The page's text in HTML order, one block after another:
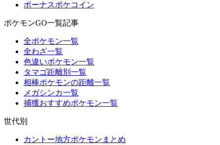
ボーナスポケコイン
ポケモンGO一覧記事
全ポケモン一覧
全わざ一覧
色違いポケモン一覧
タマゴ距離別一覧
相棒ポケモンの距離一覧
メガシンカ一覧
捕獲おすすめポケモン一覧
世代別
カントー地方ポケモンまとめ